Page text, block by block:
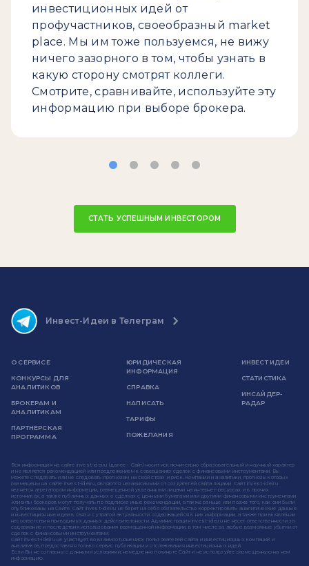
инвестиционных идей от
профучастников, своеобразный market
place. Мы им тоже пользуемся, не вижу
ничего зазорного в том, чтобы узнать в
какую сторону смотрят коллеги.
Смотрите, сравнивайте, используйте эту
информацию при выборе брокера.
СТАТЬ УСПЕШНЫМ ИНВЕСТОРОМ
Инвест-Идеи в Телеграм
О СЕРВИСЕ
КОНКУРСЫ ДЛЯ
АНАЛИТИКОВ
БРОКЕРАМ И
АНАЛИТИКАМ
ПАРТНЕРСКАЯ
ПРОГРАММА
ЮРИДИЧЕСКАЯ
ИНФОРМАЦИЯ
СПРАВКА
НАПИСАТЬ
ТАРИФЫ
ПОЖЕЛАНИЯ
ИНВЕСТ ИДЕИ
СТАТИСТИКА
ИНСАЙДЕР-
РАДАР
Вся информация на сайте invest-idei.ru (далее - Сайт) носит исключительно образовательный и научный характер
и не является рекомендацией или предложением к совершению сделок с финансовыми инструментами. Вы
можете следовать или не следовать прогнозам на свой страх и риск. Компании и аналитики, прогнозы которых
размещены на сайте invest-idei.ru, являются независимыми от создателей сайта лицами. Сайт invest-idei.ru
является агрегатором информации, размещенной указанными лицами на интернет-ресурсах и в прочих
источниках, а также публичных данных о сделках с ценными бумагами или другими финансовыми инструментами.
Клиенты брокеров могут получать по подписке иные рекомендации, а также раньше или позже того, как они были
опубликованы на Сайте. Сайт invest-idei.ru не берет на себя обязательство корректировать аналитические данные
и инвестиционные идеи в связи с утратой актуальности содержащейся в них информации, а также при выявлении
несоответствия приводимых данных действительности. Администрация invest-idei.ru не несет ответственности за
содержание и последствия использования размещенной информации, в том числе за любые возможные убытки от
сделок с финансовыми инструментами.
Сайт invest-idei.ru не участвует во взаимоотношениях пользователей сайта и инвестиционных компаний и
аналитиков, предоставляя только сервис публикации и отслеживания инвестиционных идей.
Если Вы не согласны с данными условиями, немедленно покиньте Сайт и не используйте размещенную на нем
информацию.